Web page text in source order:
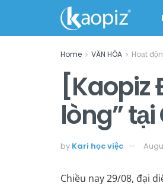
Home VĂN HÓA Hoạt
[Kaopiz
lòng” tại
by Kari học việc
Chiều nay 29/08, đại